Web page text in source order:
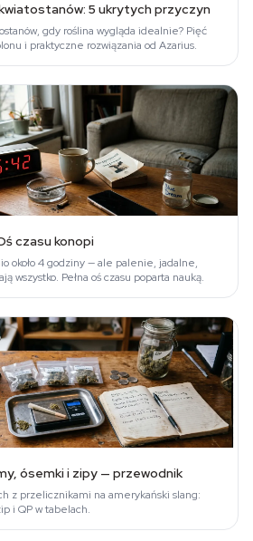
5 ukrytych przyczyn
gdy roślina wygląda idealnie? Pięć
i praktyczne rozwiązania od Azarius.
czasu konopi
około 4 godziny — ale palenie, jadalne,
wszystko. Pełna oś czasu poparta nauką.
ósemki i zipy — przewodnik
z przelicznikami na amerykański slang:
i QP w tabelach.